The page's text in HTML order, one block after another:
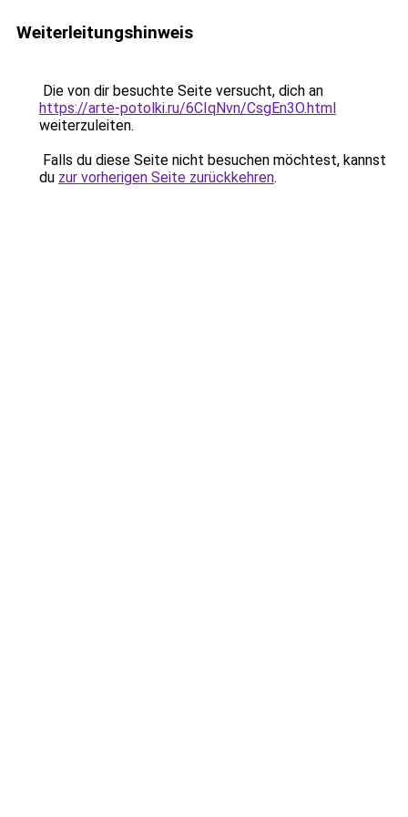
Weiterleitungshinweis
Die von dir besuchte Seite versucht, dich an
https://arte-potolki.ru/6CIqNvn/CsgEn3O.html
weiterzuleiten.
Falls du diese Seite nicht besuchen möchtest, kannst
du zur vorherigen Seite zurückkehren.